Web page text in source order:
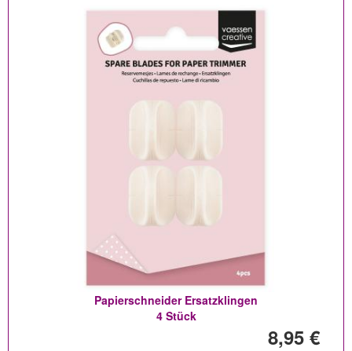
Papierschneider Ersatzklingen
4 Stück
8,95 €